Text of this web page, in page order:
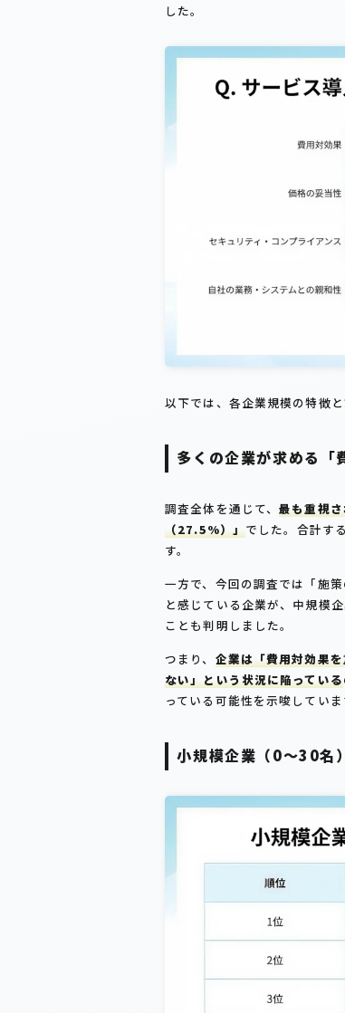
した。
以下では、各企業規模の特徴
多くの企業が求める「
調査全体を通じて、最も重視
（27.5%）」でした。合計す
す。
一方で、今回の調査では「施
と感じている企業が、中規模
ことも判明しました。
つまり、 企業は「費用対効果
ない」という状況に陥っている
っている可能性を示唆していま
小規模企業（0～30名